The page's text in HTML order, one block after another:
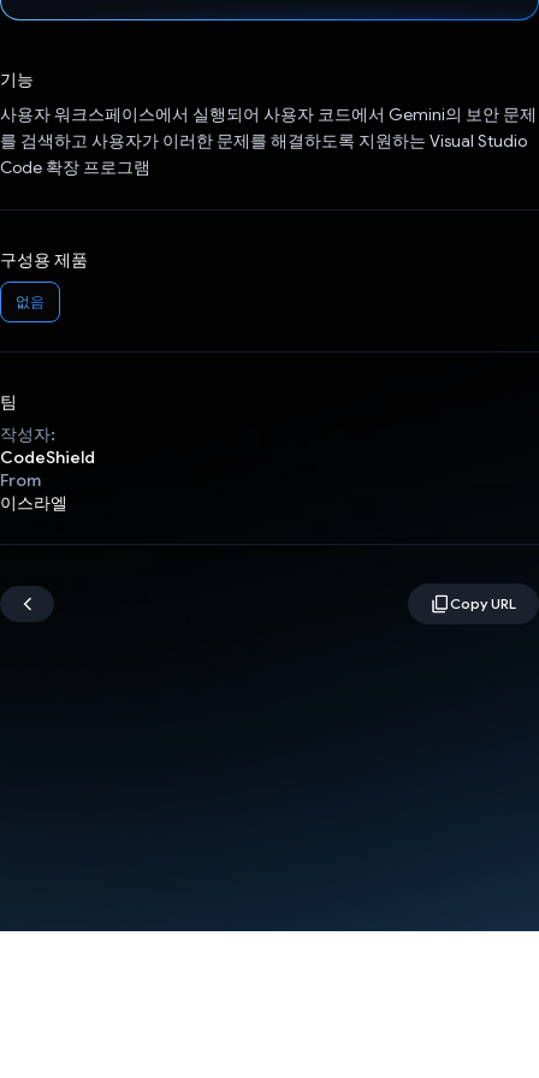
기능
사용자 워크스페이스에서 실행되어 사용자 코드에서 Gemini의 보안 문제
를 검색하고 사용자가 이러한 문제를 해결하도록 지원하는 Visual Studio
Code 확장 프로그램
구성용 제품
없음
팀
작성자:
CodeShield
From
이스라엘